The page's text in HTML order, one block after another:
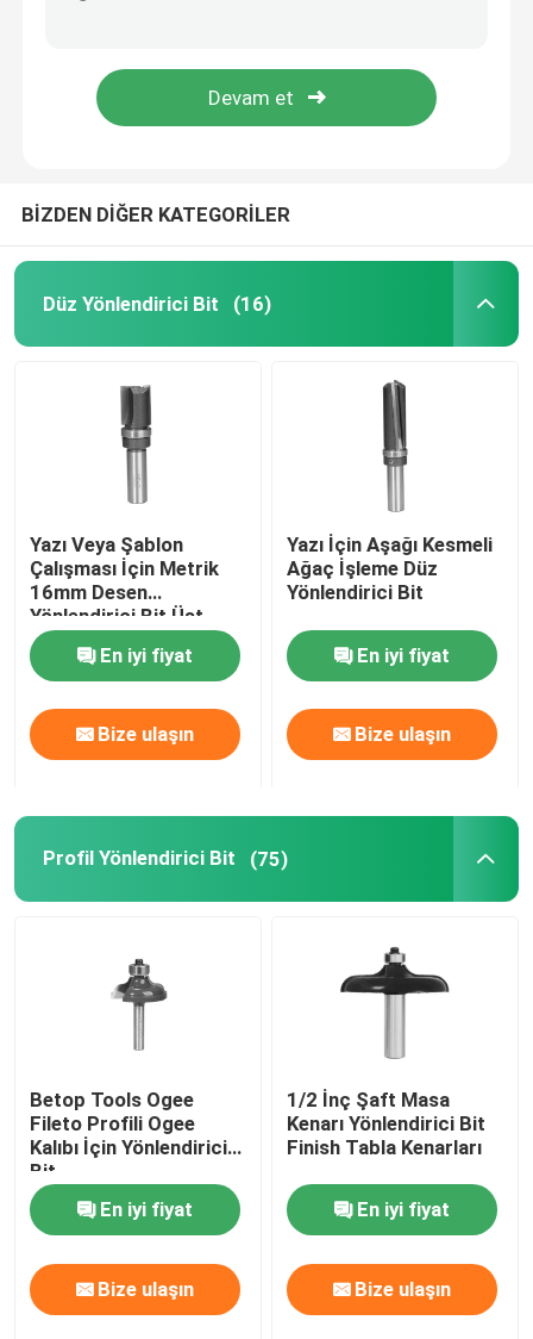
HSS Yönlendirici Bit
Yekpare Karbür Spiral Kesiciler
HSS Kademeli Matkap
HSS Havşa
Halka Kesici
Karbür Uçlu Delik Testere
BİZDEN DİĞER KATEGORİLER
Düz Yönlendirici Bit (16)
Yazı Veya Şablon
Çalışması İçin Metrik
16mm Desen
Yönlendirici Bit Üst
Rulman
En iyi fiyat
Bize ulaşın
Yazı İçin Aşağı Kesmeli
Ağaç İşleme Düz
Yönlendirici Bit
En iyi fiyat
Bize ulaşın
Profil Yönlendirici Bit (75)
Betop Tools Ogee
Fileto Profili Ogee
Kalıbı İçin Yönlendirici
Bit
En iyi fiyat
Bize ulaşın
1/2 İnç Şaft Masa
Kenarı Yönlendirici Bit
Finish Tabla Kenarları
En iyi fiyat
Bize ulaşın